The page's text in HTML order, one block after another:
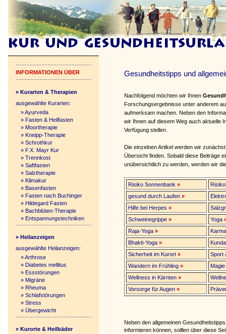
INFORMATIONEN ÜBER
» Kurarten & Therapien
ausgewählte Kurarten:
»Ayurveda
» Fasten & Heilfasten
» Moortherapie
» Kneipp-Therapie
» Schrothkur
» F.X. Mayr Kur
» Trennkost
» Saftfasten
» Salztherapie
» Klimakur
» Basenfasten
» Fasten nach Buchinger
» Hildegard Fasten
» Bachblüten-Therapie
» Entspannungstechniken
» Heilanzeigen
ausgewählte Heilanzeigen:
»Arthrose
» Diabetes mellitus
» Essstörungen
» Migräne
» Rheuma
» Schlafstörungen
» Stress
» Übergewicht
» Kurorte & Heilbäder
Gesundheitstipps und
Nachfolgend möchten wir Ihnen
Forschungsergebnisse unter anderem
aufmerksam machen. Neben den
wir Ihnen auf diesem Weg auch aktuelle
Verfügung stellen.
Die einzelnen Artikel werden wir
Übersicht finden. Sobald diese Beiträge
unübersichtlich zu werden, werden wir
Risiko Sonnenbank »
gesund durch Laufen »
Hilfe bei Herpes »
Schweinegrippe » Yoga
Raja-Yoga »
Bhakti-Yoga »
Sicherheit im Kurort »
Sport
Wandern im Frühling »
Wellness in Kärnten »
Vorsorge für Augen »
Neben den allgemeinen
informieren können, solllen über diese